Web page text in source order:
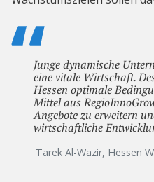
Junge dynamische
eine vitale Wirtschaft.
Hessen optimale
Mittel aus
Angebote zu erweitern
wirtschaftliche
Tarek Al-Wazir, Hessen